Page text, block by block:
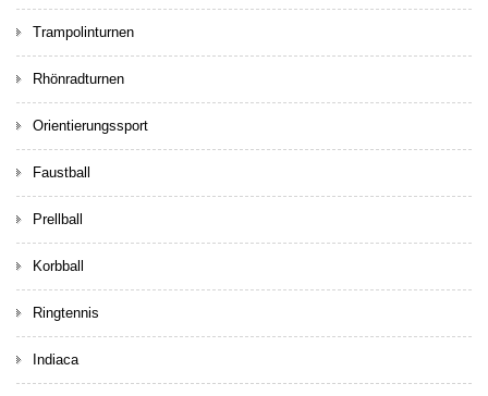
Trampolinturnen
Rhönradturnen
Orientierungssport
Faustball
Prellball
Korbball
Ringtennis
Indiaca